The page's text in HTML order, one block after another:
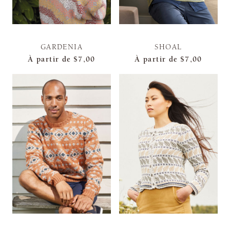
GARDENIA
À partir de $7,00
SHOAL
À partir de $7,00